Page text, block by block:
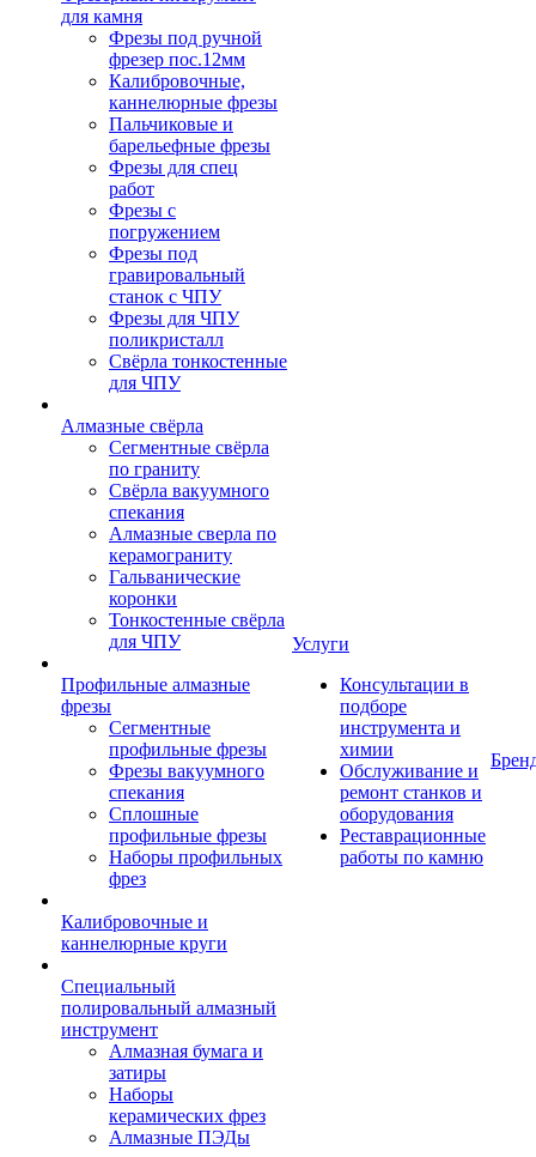
для камня
Фрезы под ручной
фрезер пос.12мм
Калибровочные,
каннелюрные фрезы
Пальчиковые и
барельефные фрезы
Фрезы для спец
работ
Фрезы с
погружением
Фрезы под
гравировальный
станок с ЧПУ
Фрезы для ЧПУ
поликристалл
Свёрла тонкостенные
для ЧПУ
Алмазные свёрла
Сегментные свёрла
по граниту
Свёрла вакуумного
спекания
Алмазные сверла по
керамограниту
Гальванические
коронки
Тонкостенные свёрла
для ЧПУ
Профильные алмазные
фрезы
Сегментные
профильные фрезы
Фрезы вакуумного
спекания
Сплошные
профильные фрезы
Наборы профильных
фрез
Калибровочные и
каннелюрные круги
Специальный
полировальный алмазный
инструмент
Алмазная бумага и
затиры
Наборы
керамических фрез
Алмазные ПЭДы
Услуги
Консультации в
подборе
инструмента и
химии
Обслуживание и
ремонт станков и
оборудования
Реставрационные
работы по камню